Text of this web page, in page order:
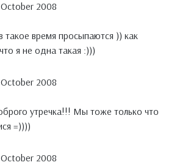
2008
такое время просыпаются )) как
я не одна такая :)))
2008
утречка!!! Мы тоже только что
=))))
2008